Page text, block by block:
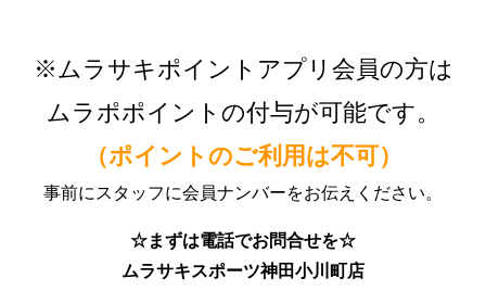
※ムラサキポイントアプリ会員の方は
ムラポポイントの付与が可能です。
（ポイントのご利用は不可）
事前にスタッフに会員ナンバーをお伝えください。
☆まずは電話でお問合せを☆
ムラサキスポーツ神田小川町店